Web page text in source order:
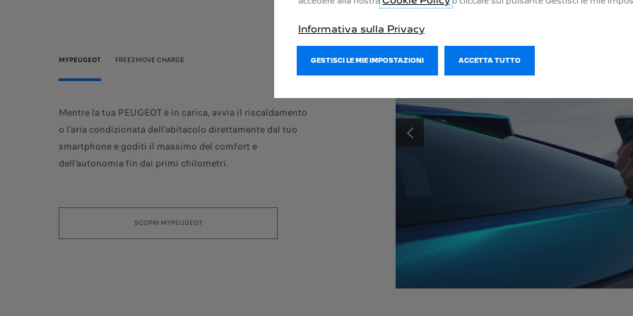
PRECEDENTE
Mentre la tua PEUGEOT è in carica, avvia il riscaldamento
o l'aria condizionata dell'abitacolo direttamente dal tuo
smartphone e goditi il massimo del comfort e
dell'autonomia fin dai primi chilometri.
SCOPRI MYPEUGEOT
Prenota uno dei 1.000.000 di punti di ricarica in tutta
Europa e ricarica il tuo veicolo senza rallentamenti.
Mentre la
o l'aria
smartphone
MYPEUGEOT FREE2MOVE CHARGE
Informativa sulla Privacy
GESTISCI LE MIE IMPOSTAZIONI ACCETTA TUTTO